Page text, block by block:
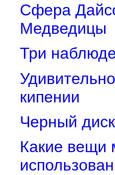
Сфера
Медведицы
Три
кипении
Черный
Какие вещи